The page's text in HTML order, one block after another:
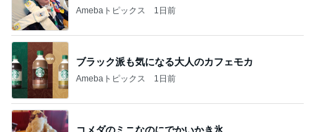
Amebaトピックス 1日前
ブラック派も気になる大人のカフェモカ
Amebaトピックス 1日前
コメダのミニなのにでかいかき氷